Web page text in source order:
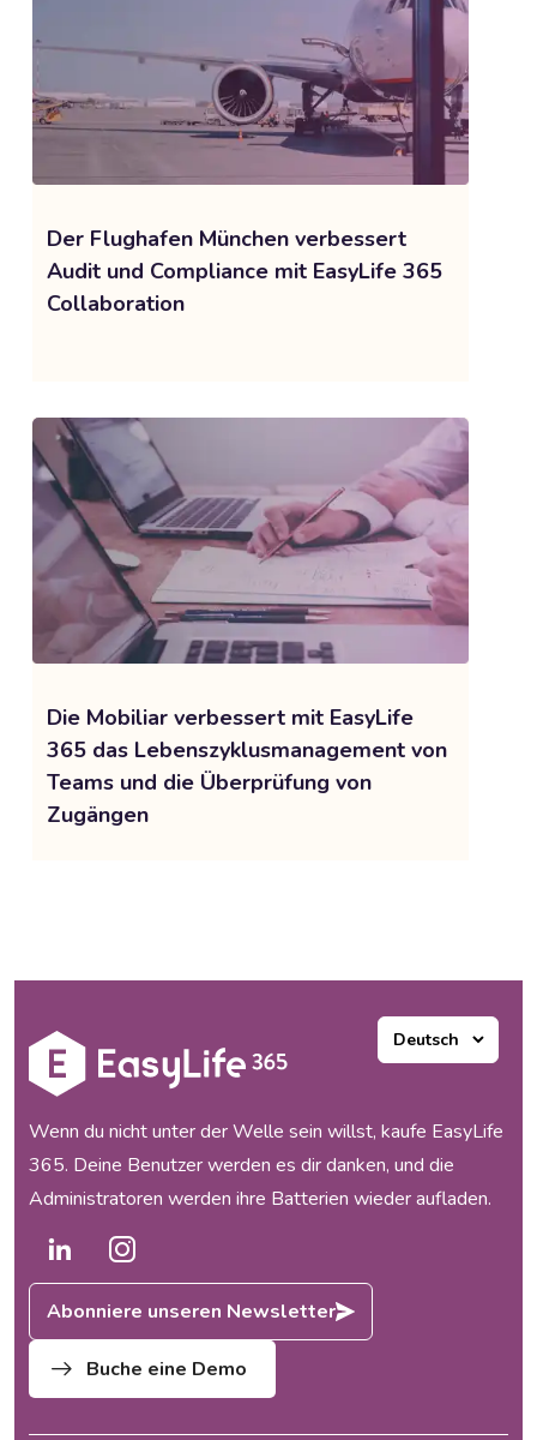
Der Flughafen München verbessert
Audit und Compliance mit EasyLife 365
Collaboration
Die Mobiliar verbessert mit EasyLife
365 das Lebenszyklusmanagement von
Teams und die Überprüfung von
Zugängen
Wenn du nicht unter der Welle sein willst, kaufe EasyLife
365. Deine Benutzer werden es dir danken, und die
Administratoren werden ihre Batterien wieder aufladen.
Abonniere unseren Newsletter
Buche eine Demo